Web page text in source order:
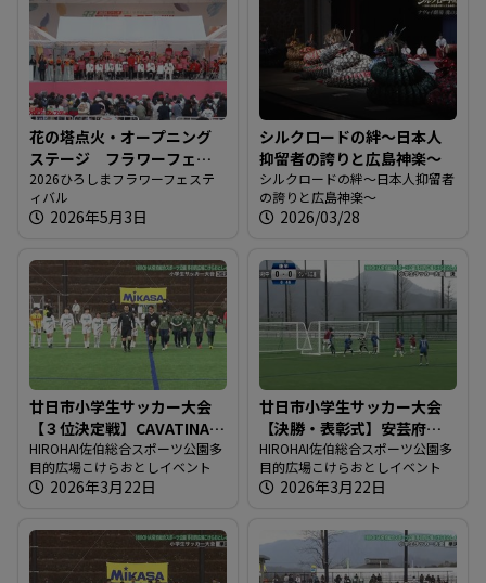
花の塔点火・オープニング
ステージ フラワーフェス
ティバル2026
2026ひろしまフラワーフェステ
ィバル
2026年5月3日
シルクロードの絆～日本人
抑留者の誇りと広島神楽～
シルクロードの絆～日本人抑留者
の誇りと広島神楽～
2026/03/28
廿日市小学生サッカー大会
【３位決定戦】CAVATINA
VS 福山シティ八幡
HIROHAI佐伯総合スポーツ公園多
目的広場こけらおとしイベント
2026年3月22日
廿日市小学生サッカー大会
【決勝・表彰式】安芸府中
VS クレール広島
HIROHAI佐伯総合スポーツ公園多
目的広場こけらおとしイベント
2026年3月22日